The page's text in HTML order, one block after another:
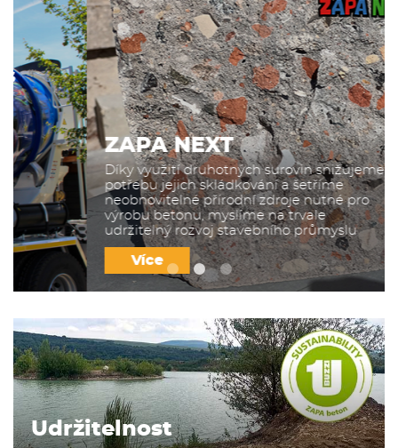
ZAPA NEXT
Díky využití druhotných surovin snižujeme
potřebu jejich skládkování a šetříme
neobnovitelné přírodní zdroje nutné pro
výrobu betonu, myslíme na trvale
udržitelný rozvoj stavebního průmyslu
Více
Udržitelnost